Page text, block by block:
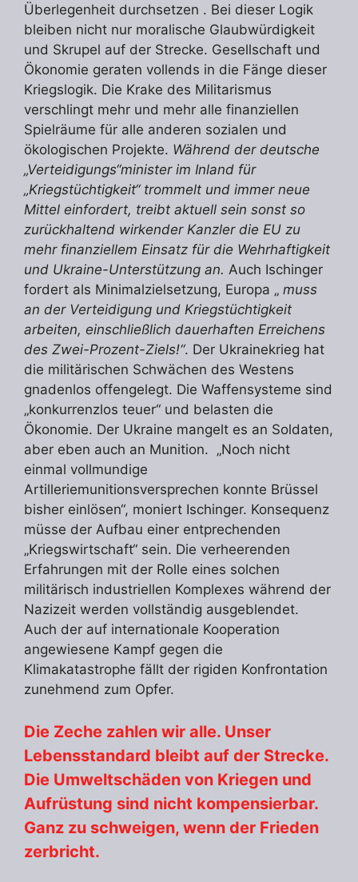
Überlegenheit durchsetzen . Bei dieser Logik
bleiben nicht nur moralische Glaubwürdigkeit
und Skrupel auf der Strecke. Gesellschaft und
Ökonomie geraten vollends in die Fänge dieser
Kriegslogik. Die Krake des Militarismus
verschlingt mehr und mehr alle finanziellen
Spielräume für alle anderen sozialen und
ökologischen Projekte. Während der deutsche
„Verteidigungs“minister im Inland für
„Kriegstüchtigkeit“ trommelt und immer neue
Mittel einfordert, treibt aktuell sein sonst so
zurückhaltend wirkender Kanzler die EU zu
mehr finanziellem Einsatz für die Wehrhaftigkeit
und Ukraine-Unterstützung an. Auch Ischinger
fordert als Minimalzielsetzung, Europa „ muss
an der Verteidigung und Kriegstüchtigkeit
arbeiten, einschließlich dauerhaften Erreichens
des Zwei-Prozent-Ziels!“. Der Ukrainekrieg hat
die militärischen Schwächen des Westens
gnadenlos offengelegt. Die Waffensysteme sind
„konkurrenzlos teuer“ und belasten die
Ökonomie. Der Ukraine mangelt es an Soldaten,
aber eben auch an Munition. „Noch nicht
einmal vollmundige
Artilleriemunitionsversprechen konnte Brüssel
bisher einlösen“, moniert Ischinger. Konsequenz
müsse der Aufbau einer entprechenden
„Kriegswirtschaft“ sein. Die verheerenden
Erfahrungen mit der Rolle eines solchen
militärisch industriellen Komplexes während der
Nazizeit werden vollständig ausgeblendet.
Auch der auf internationale Kooperation
angewiesene Kampf gegen die
Klimakatastrophe fällt der rigiden Konfrontation
zunehmend zum Opfer.
Die Zeche zahlen wir alle. Unser
Lebensstandard bleibt auf der Strecke.
Die Umweltschäden von Kriegen und
Aufrüstung sind nicht kompensierbar.
Ganz zu schweigen, wenn der Frieden
zerbricht.